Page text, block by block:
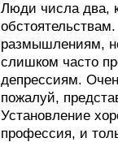
Люди числа два,
размышлениям,
слишком часто
депрессиям.
пожалуй,
Установление
профессия, и